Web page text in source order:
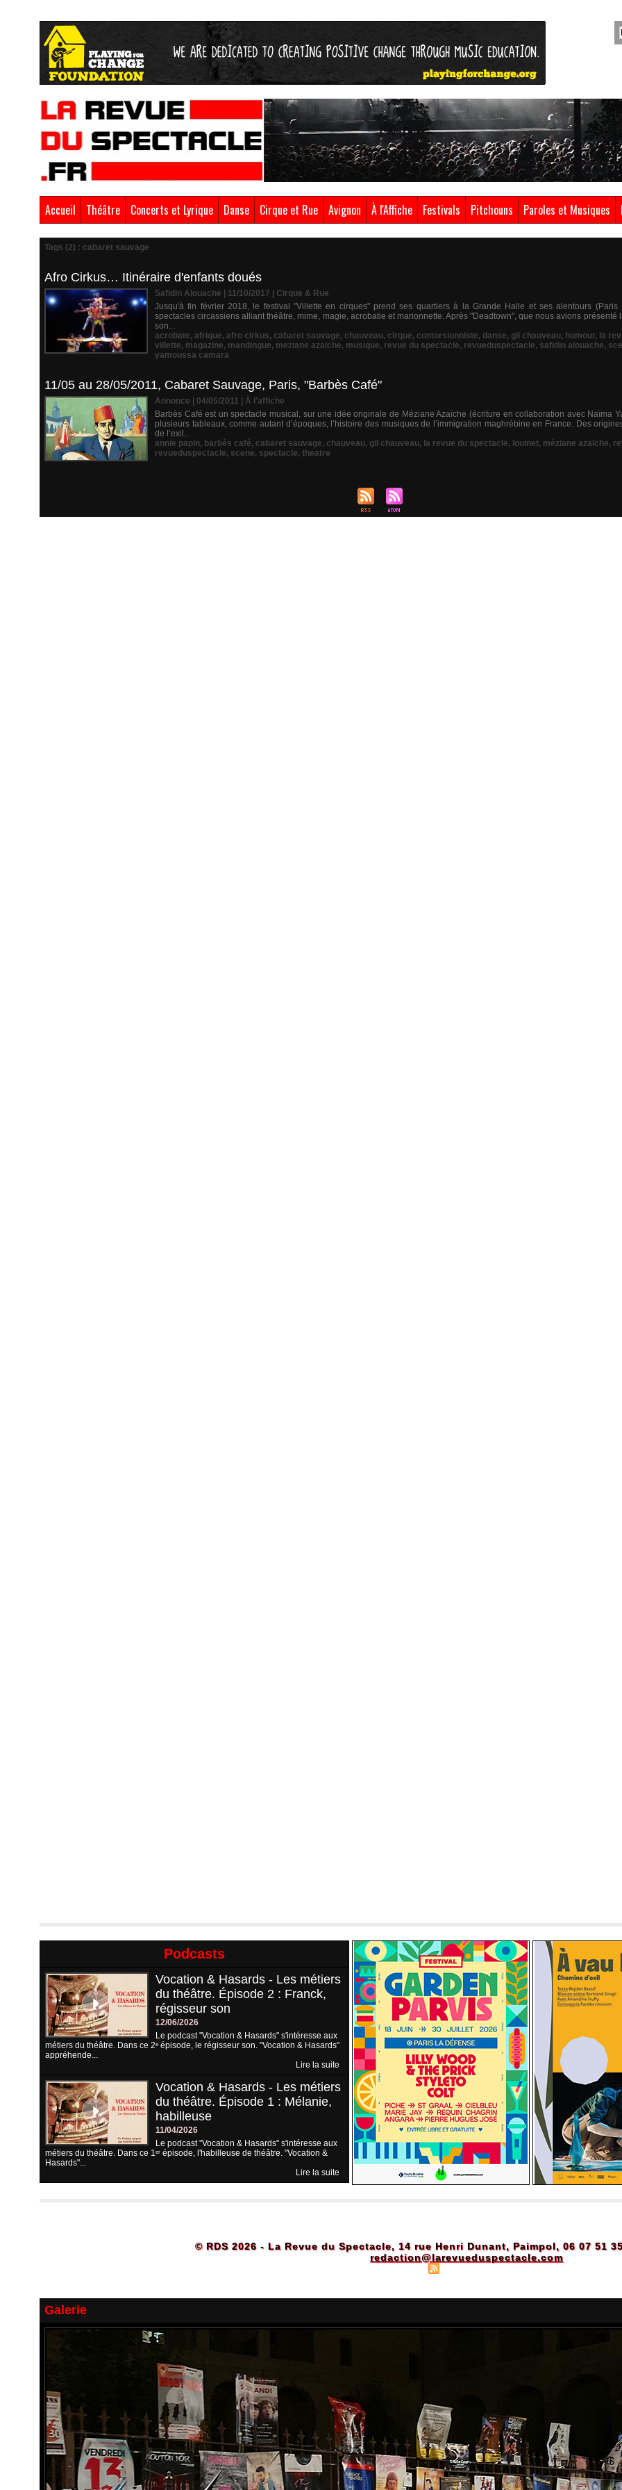
Accueil Théâtre Concerts et Lyrique Danse Cirque et Rue Avignon À l'Affiche Festivals Pitchouns Paroles et Musiques
Tags (2) : cabaret sauvage
Afro Cirkus… Itinéraire d'enfants doués
Safidin Alouache | 11/10/2017
Cirque & Rue
Jusqu'à fin février 2018, le festival "Villette en cirques" prend ses quartiers à la Grande Halle et ses alentours (Paris
spectacles circassiens alliant théâtre, mime, magie, acrobatie et marionnette. Après "Deadtown", que nous avions présenté
son...
acrobate, afrique, afro cirkus, cabaret sauvage, chauveau, cirque, contorsionniste, danse, gil chauveau, humour, la
villette, magazine, mandingue, meziane azaiche, musique, revue du spectacle, revueduspectacle, safidin alouache,
yamoussa camara
11/05 au 28/05/2011, Cabaret Sauvage, Paris, "Barbès Café"
Annonce | 04/05/2011
À l'affiche
Barbès Café est un spectacle musical, sur une idée originale de Méziane Azaïche (écriture en collaboration avec Naïma
plusieurs tableaux, comme autant d’époques, l’histoire des musiques de l’immigration maghrébine en France. Des
de l’exil...
annie papin, barbès café, cabaret sauvage, chauveau, gil chauveau, la revue du spectacle, louinet, méziane azaïche,
revueduspectacle, scene, spectacle, theatre
Podcasts
Vocation & Hasards - Les métiers
du théâtre. Épisode 2 : Franck,
régisseur son
12/06/2026
Le podcast "Vocation & Hasards" s'intéresse aux
métiers du théâtre. Dans ce 2ᵉ épisode, le régisseur son. "Vocation & Hasards"
appréhende...
Lire la suite
Vocation & Hasards - Les métiers
du théâtre. Épisode 1 : Mélanie,
habilleuse
11/04/2026
Le podcast "Vocation & Hasards" s'intéresse aux
métiers du théâtre. Dans ce 1ᵉʳ épisode, l'habilleuse de théâtre. "Vocation &
Hasards"...
Lire la suite
© RDS 2026 - La Revue du Spectacle, 14 rue Henri Dunant, Paimpol, 06 07 51
redaction@larevueduspectacle.com
Galerie